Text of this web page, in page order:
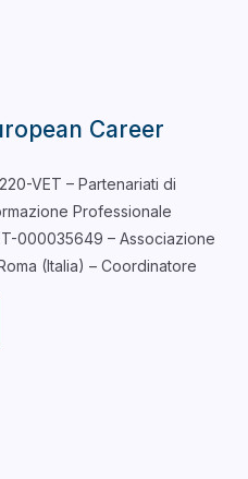
Career
VET – Partenariati di
Professionale
000035649 – Associazione
(Italia) – Coordinatore